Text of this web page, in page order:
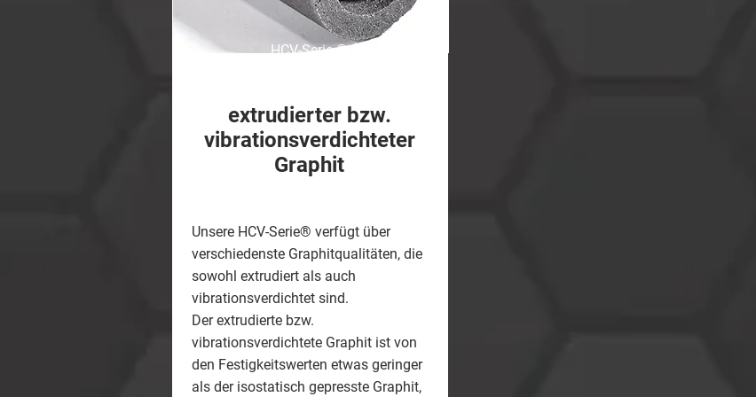
HCV-Serie®
extrudierter bzw.
vibrationsverdichteter
Graphit
Unsere HCV-Serie® verfügt über
verschiedenste Graphitqualitäten, die
sowohl extrudiert als auch
vibrationsverdichtet sind.
Der extrudierte bzw.
vibrationsverdichtete Graphit ist von
den Festigkeitswerten etwas geringer
als der isostatisch gepresste Graphit,